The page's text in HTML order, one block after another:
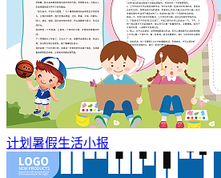
计划暑假生活小报